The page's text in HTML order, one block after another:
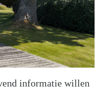
informatie willen